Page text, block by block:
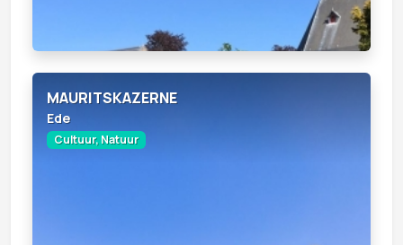
MAURITSKAZERNE
Ede
Cultuur, Natuur